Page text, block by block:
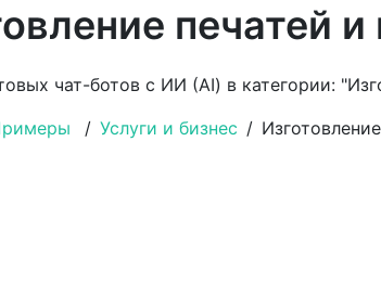
печатей
чат-ботов с ИИ (AI) в категории:
/ Услуги и бизнес /